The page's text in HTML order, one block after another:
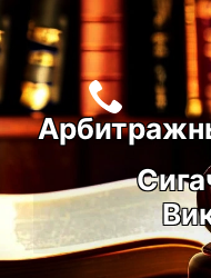
Перейти
к
содержимому
С